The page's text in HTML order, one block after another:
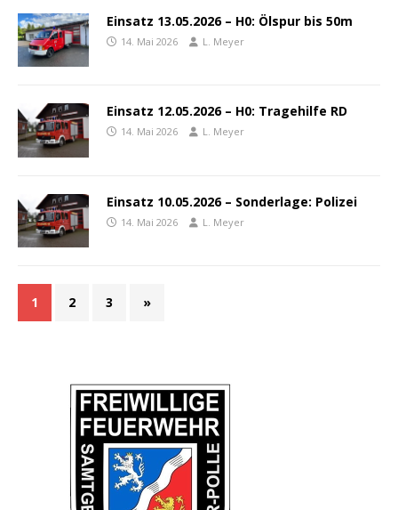
Einsatz 13.05.2026 – H0: Ölspur bis 50m
14. Mai 2026 L. Meyer
Einsatz 12.05.2026 – H0: Tragehilfe RD
14. Mai 2026 L. Meyer
Einsatz 10.05.2026 – Sonderlage: Polizei
14. Mai 2026 L. Meyer
1 2 3 »